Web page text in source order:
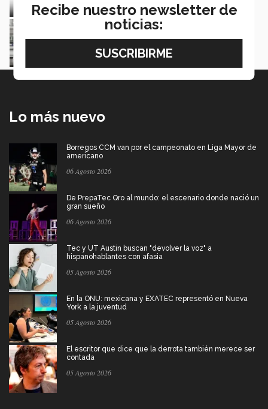
Biofabricación 2026: congreso de líderes
mundiales llega a México
Lo más nuevo
Borregos CCM van por el campeonato en Liga Mayor de
americano
06 Agosto 2026
De PrepaTec Qro al mundo: el escenario donde nació un
gran sueño
06 Agosto 2026
Tec y UT Austin buscan "devolver la voz" a
hispanohablantes con afasia
05 Agosto 2026
En la ONU: mexicana y EXATEC representó en Nueva
York a la juventud
05 Agosto 2026
El escritor que dice que la derrota también merece ser
contada
05 Agosto 2026
Recibe nuestro newsletter de
noticias: